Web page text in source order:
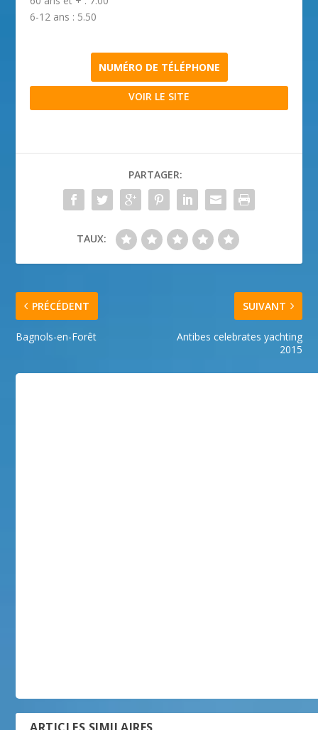
6-12 ans : 5.50
NUMÉRO DE TÉLÉPHONE
VOIR LE SITE
PARTAGER:
TAUX:
PRÉCÉDENT
Bagnols-en-Forêt
SUIVANT
Antibes celebrates yachting
2015